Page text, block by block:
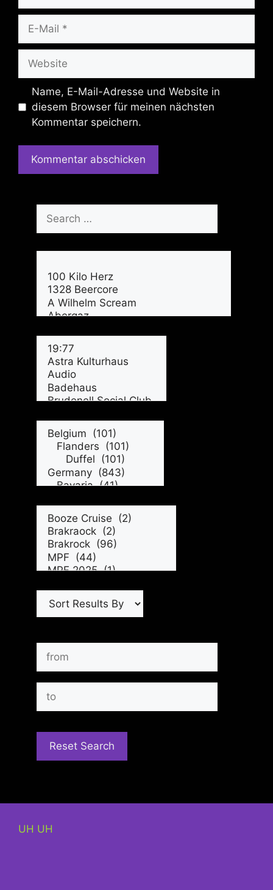
Mail
Name, E-Mail-Adresse und Website in
diesem Browser für meinen nächsten
Kommentar speichern.
UH UH